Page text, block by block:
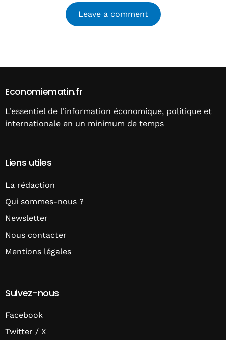
Economiematin.fr
L'essentiel de l'information économique, politique et
internationale en un minimum de temps
Liens utiles
La rédaction
Qui sommes-nous ?
Newsletter
Nous contacter
Mentions légales
Suivez-nous
Facebook
Twitter / X